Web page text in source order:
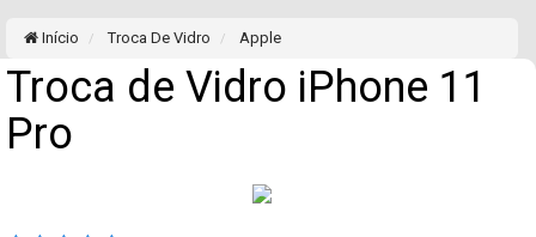
Início Troca De Vidro Apple
Troca de Vidro iPhone 11
Pro